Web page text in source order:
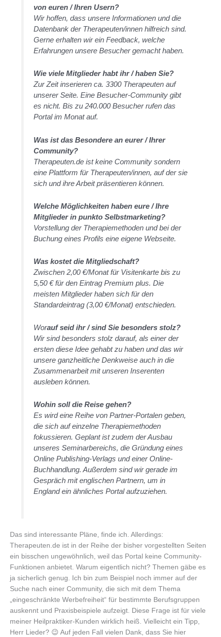
von euren / Ihren Usern?
Wir hoffen, dass unsere Informationen und die
Datenbank der Therapeuten/innen hilfreich sind.
Gerne erhalten wir ein Feedback, welche
Erfahrungen unsere Besucher gemacht haben.
Wie viele Mitglieder habt ihr / haben Sie?
Zur Zeit inserieren ca. 3300 Therapeuten auf
unserer Seite. Eine Besucher-Community gibt
es nicht. Bis zu 240.000 Besucher rufen das
Portal im Monat auf.
Was ist das Besondere an eurer / Ihrer
Community?
Therapeuten.de ist keine Community sondern
eine Plattform für Therapeuten/innen, auf der sie
sich und ihre Arbeit präsentieren können.
Welche Möglichkeiten haben eure / Ihre
Mitglieder in punkto Selbstmarketing?
Vorstellung der Therapiemethoden und bei der
Buchung eines Profils eine eigene Webseite.
Was kostet die Mitgliedschaft?
Zwischen 2,00 €/Monat für Visitenkarte bis zu
5,50 € für den Eintrag Premium plus. Die
meisten Mitglieder haben sich für den
Standardeintrag (3,00 €/Monat) entschieden.
Worauf seid ihr / sind Sie besonders stolz?
Wir sind besonders stolz darauf, als einer der
ersten diese Idee gehabt zu haben und das wir
unsere ganzheitliche Denkweise auch in die
Zusammenarbeit mit unseren Inserenten
ausleben können.
Wohin soll die Reise gehen?
Es wird eine Reihe von Partner-Portalen geben,
die sich auf einzelne Therapiemethoden
fokussieren. Geplant ist zudem der Ausbau
unseres Seminarbereichs, die Gründung eines
Online Publishing-Verlags und einer Online-
Buchhandlung. Außerdem sind wir gerade im
Gespräch mit englischen Partnern, um in
England ein ähnliches Portal aufzuziehen.
Das sind interessante Pläne, finde ich. Allerdings:
Therapeuten.de ist in der Reihe der bisher vorgestellten Seiten
ein bisschen ungewöhnlich, weil das Portal keine Community-
Funktionen anbietet. Warum eigentlich nicht? Themen gäbe es
ja sicherlich genug. Ich bin zum Beispiel noch immer auf der
Suche nach einer Community, die sich mit dem Thema
„eingeschränkte Werbefreiheit“ für bestimmte Berufsgruppen
auskennt und Praxisbeispiele aufzeigt. Diese Frage ist für viele
meiner Heilpraktiker-Kunden wirklich heiß. Vielleicht ein Tipp,
Herr Lieder? 😉 Auf jeden Fall vielen Dank, dass Sie hier